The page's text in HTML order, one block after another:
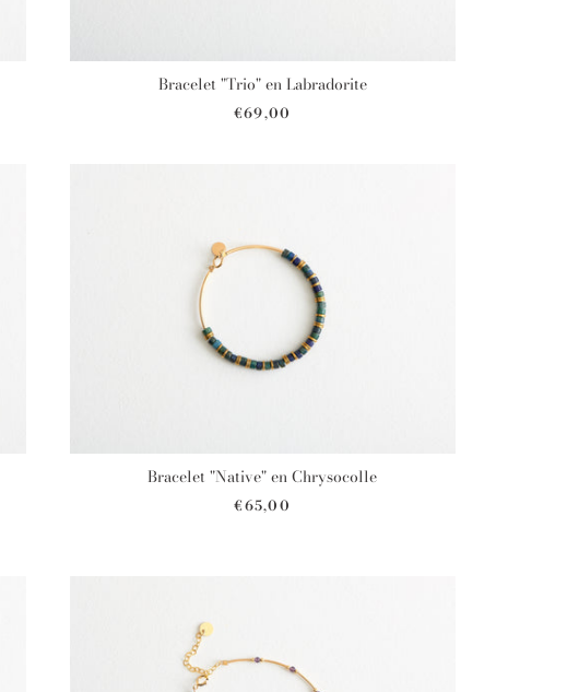
Bracelet "Trio" en Labradorite
€69,00
Bracelet "Native" en Chrysocolle
€65,00